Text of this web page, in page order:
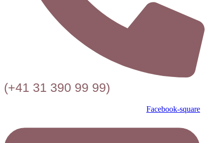
(+41 31 390 99 99)
Facebook-square